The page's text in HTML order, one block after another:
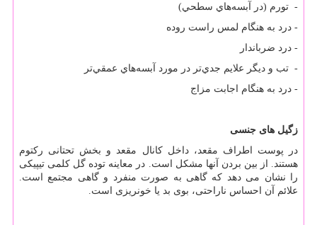
- تورم‌ (در آبسه‌هاي‌ سطحي‌)
- درد به‌ هنگام‌ لمس‌ راست‌ روده‌
- درد ضرباندار
- تب‌ و ديگر علايم‌ جدي‌تر در مورد آبسه‌هاي‌ عمقي‌تر
- درد به‌ هنگام‌ اجابت‌ مزاج
زگیل های جنسی
در پوست اطراف مقعد، داخل کانال مقعد و بخش تحتانی رکتوم
هستند. از بین بردن آنها مشکل است. در معاینه توده گل کلمی تیپیکی
را نشان می دهد که گاهی به صورت منفرد و گاهی مجتمع است.
علائم آن احساس ناراحتی، بوی بد یا خونریزی است.